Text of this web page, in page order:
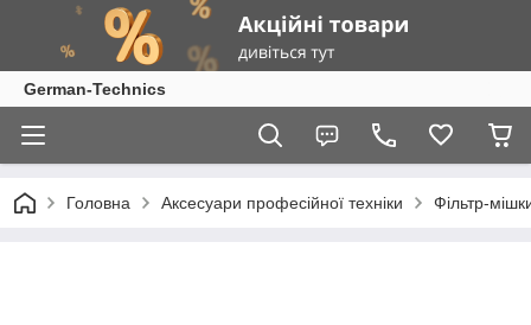
German-Technics
Головна Аксесуари професійної техніки Фільтр-